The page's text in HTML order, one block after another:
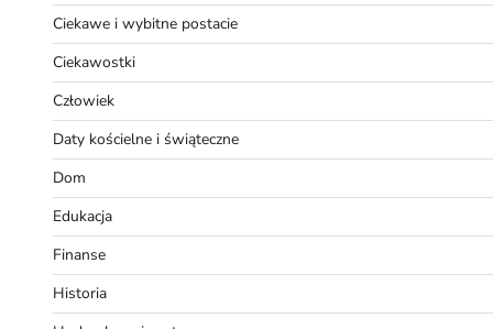
Ciekawe i wybitne postacie
Ciekawostki
Człowiek
Daty kościelne i świąteczne
Dom
Edukacja
Finanse
Historia